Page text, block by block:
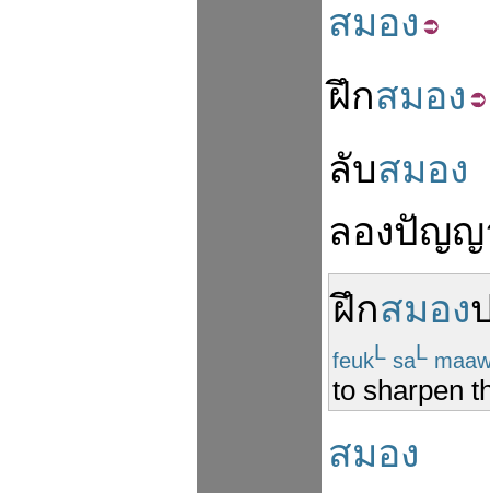
สมอง
ฝึกสมอง
ลับสมอง
ลองปัญญ
ฝึกสมอง
feukL saL
to sharpen
สมอง